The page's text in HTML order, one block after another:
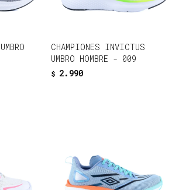
CHAMPIONES INVICTUS
UMBRO HOMBRE - 009
$ 2.990